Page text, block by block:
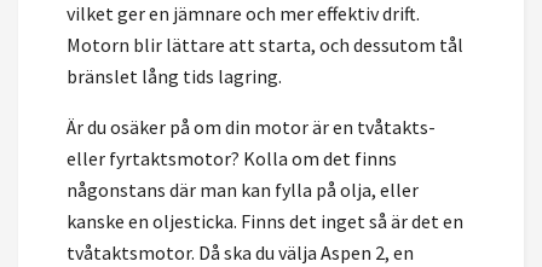
vilket ger en jämnare och mer effektiv drift.
Motorn blir lättare att starta, och dessutom tål
bränslet lång tids lagring.
Är du osäker på om din motor är en tvåtakts-
eller fyrtaktsmotor? Kolla om det finns
någonstans där man kan fylla på olja, eller
kanske en oljesticka. Finns det inget så är det en
tvåtaktsmotor. Då ska du välja Aspen 2, en